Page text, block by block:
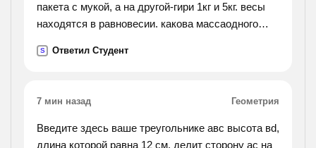
пакета с мукой, а на другой-гири 1кг и 5кг. весы
находятся в равновесии. какова массаодного
S Ответил Студент
7 мин назад Геометрия
Введите здесь ваше треугольнике авс высота вd,
длина которой равна 12 см, делит сторону ас на